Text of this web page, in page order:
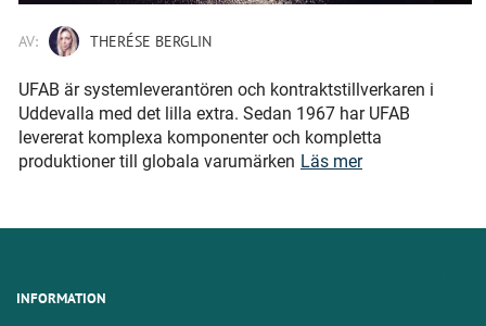
AV: THERÉSE BERGLIN
UFAB är systemleverantören och kontraktstillverkaren i
Uddevalla med det lilla extra. Sedan 1967 har UFAB
levererat komplexa komponenter och kompletta
produktioner till globala varumärken Läs mer
INFORMATION